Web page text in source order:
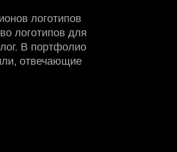
логотипов
логотипов для
В портфолио
отвечающие